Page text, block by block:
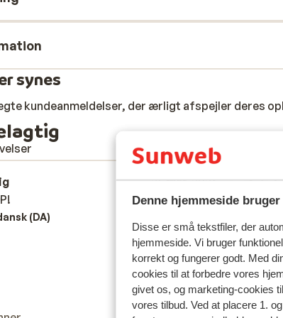
Denne hjemmeside
Disse er små tekstfiler, der
hjemmeside. Vi bruger
korrekt og fungerer godt. Med
cookies til at forbedre vores
givet os, og marketing-cookies
vores tilbud. Ved at placere 1.
synes
kundeanmeldelser, der ærligt afspejler deres
21. mar. 2026
(DA)
6.3
De
niet
host te
De
mere